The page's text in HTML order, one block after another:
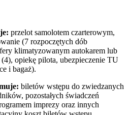
przelot samolotem czarterowym,
(7 rozpoczętych dób
klimatyzowanym autokarem lub
opiekę pilota, ubezpieczenie TU
i bagaż).
biletów wstępu do zwiedzanych
pozostałych świadczeń
imprezy oraz innych